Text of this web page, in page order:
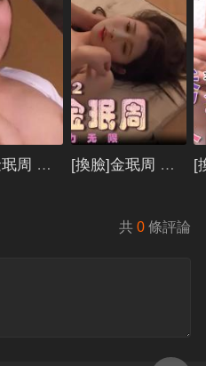
[換臉]金珉周 辦公桌上給上司幹.. [換臉]金珉周 與體育老師騷勁十足..
共0 條評論